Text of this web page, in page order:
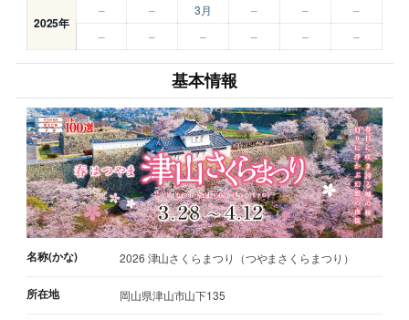
2025年
– – 3月 – –
–
–
– – – – –
基本情報
名称(かな) 2026 津山さくらまつり（つやまさくらまつり）
所在地 岡山県津山市山下135